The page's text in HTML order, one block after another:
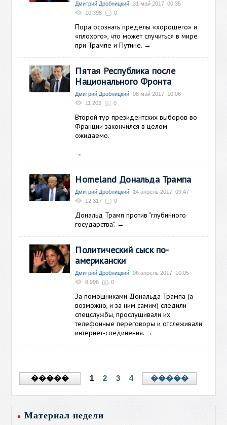
Дмитрий Дробницкий
31 май 2017, 00:35
10 398
0
Пора осознать пределы «хорошего» и
«плохого», что может случиться в мире
при Трампе и Путине. →
Пятая Республика после
Национального Фронта
Дмитрий Дробницкий
08 май 2017, 10:06
11 203
0
Второй тур президентских выборов во
Франции закончился в целом
ожидаемо.
→
Homeland Дональда Трампа
Дмитрий Дробницкий
14 апрель 2017, 09:47
12 317
0
Дональд Трамп против "глубинного
государства". →
Политический сыск по-
американски
Дмитрий Дробницкий
06 апрель 2017, 10:05
8 996
0
За помощниками Дональда Трампа (а
возможно, и за ним самим) следили
спецслужбы, прослушивали их
телефонные переговоры и отслеживали
интернет-соединения. →
����� 1 2 3 4 �����
Материал недели